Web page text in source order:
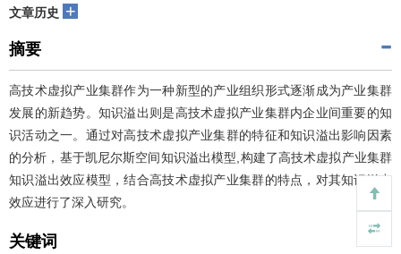
文章历史 +
摘要
高技术虚拟产业集群作为一种新型的产业组织形式逐渐成为产业集群
发展的新趋势。知识溢出则是高技术虚拟产业集群内企业间重要的知
识活动之一。通过对高技术虚拟产业集群的特征和知识溢出影响因素
的分析，基于凯尼尔斯空间知识溢出模型,构建了高技术虚拟产业集群
知识溢出效应模型，结合高技术虚拟产业集群的特点，对其知识溢出
效应进行了深入研究。
关键词